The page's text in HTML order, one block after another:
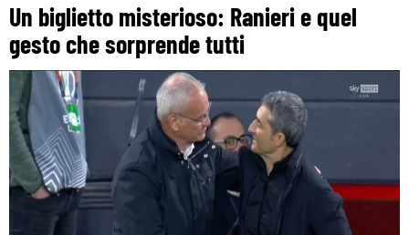
Un biglietto misterioso: Ranieri e quel
gesto che sorprende tutti